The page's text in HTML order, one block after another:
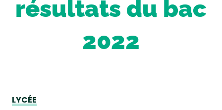
résultats du bac
2022
LYCÉE